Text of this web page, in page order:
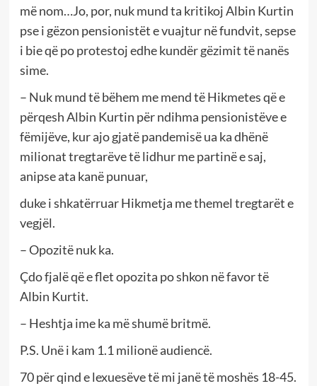
më nom…Jo, por, nuk mund ta kritikoj Albin Kurtin
pse i gëzon pensionistët e vuajtur në fundvit, sepse
i bie që po protestoj edhe kundër gëzimit të nanës
sime.
– Nuk mund të bëhem me mend të Hikmetes që e
përqesh Albin Kurtin për ndihma pensionistëve e
fëmijëve, kur ajo gjatë pandemisë ua ka dhënë
milionat tregtarëve të lidhur me partinë e saj,
anipse ata kanë punuar,
duke i shkatërruar Hikmetja me themel tregtarët e
vegjël.
– Opozitë nuk ka.
Çdo fjalë që e flet opozita po shkon në favor të
Albin Kurtit.
– Heshtja ime ka më shumë britmë.
P.S. Unë i kam 1.1 milionë audiencë.
70 për qind e lexuesëve të mi janë të moshës 18-45.